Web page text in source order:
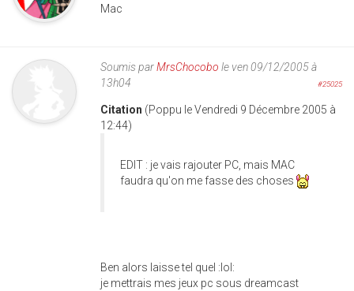
Mac
Soumis parMrsChocobo le ven 09/12/2005 à
13h04
#25025
Citation (Poppu le Vendredi 9 Décembre 2005 à
12:44)
EDIT : je vais rajouter PC, mais MAC
faudra qu'on me fasse des choses
Ben alors laisse tel quel :lol:
je mettrais mes jeux pc sous dreamcast